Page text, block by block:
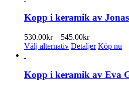
väljas
produktsidan
Kopp i keramik av
530.00kr – 545.00krPrisintervall:
530.00kr
Välj alternativ Den
har
flera
Detaljer Köp nu
Kopp i keramik av Eva